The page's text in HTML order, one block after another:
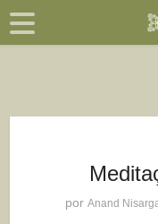
por Anand